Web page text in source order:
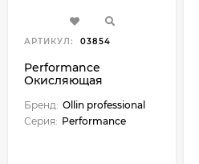
АРТИКУЛ: 03854
Performance
Окисляющая
90мл сиреневый
Бренд: Ollin professional
Серия: Performance